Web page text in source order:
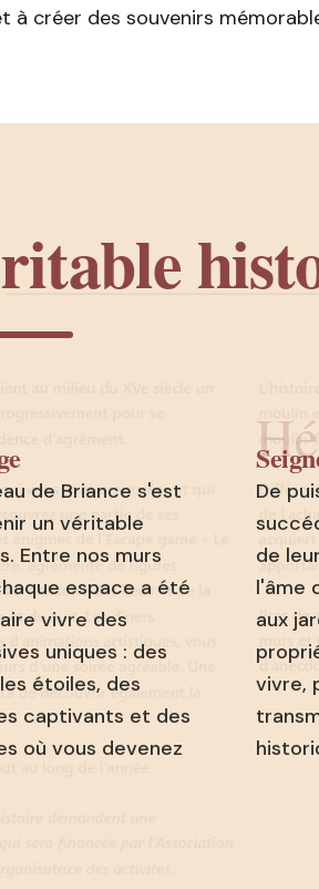
créer des souvenirs
de Briance s'est
un véritable
Entre nos murs
espace a été
vivre des
uniques : des
étoiles, des
captivants et des
où vous devenez
De
de
l'âme
aux
vivre,